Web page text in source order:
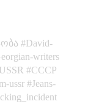
David-
writers
СССР
ussr
Jeans-